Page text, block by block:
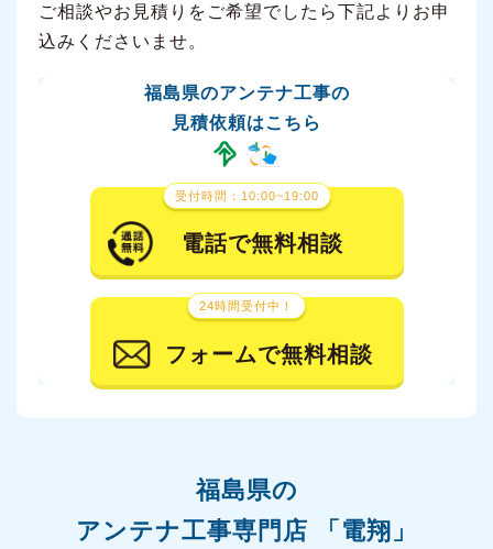
ご相談やお見積りをご希望でしたら下記よりお申
込みくださいませ。
福島県のアンテナ工事の
見積依頼はこちら
受付時間：10:00~19:00
電話で無料相談
24時間受付中！
フォームで無料相談
福島県の
アンテナ工事専門店 「電翔」